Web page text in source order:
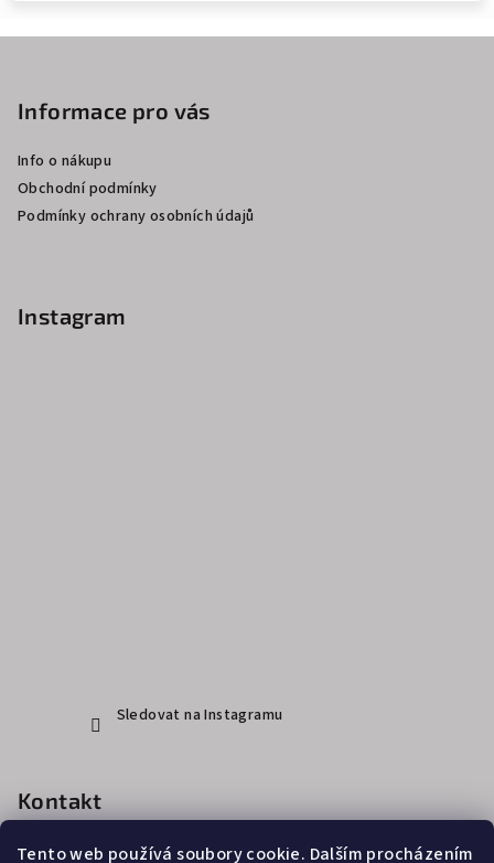
Tento web používá soubory cookie. Dalším procházením
Informace pro vás
Info o nákupu
Obchodní podmínky
Podmínky ochrany osobních údajů
Instagram
Sledovat na Instagramu
Kontakt
info@judgemefashion.com